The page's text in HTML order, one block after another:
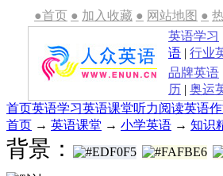
●首页 ● 加入收藏 ● 网站地图 ●
英语学习
语 | 行业
品牌英语
历 | 奥运
首页英语学习英语课堂听力阅读英语
首页 → 英语课堂 → 小学英语 → 知识
背景：